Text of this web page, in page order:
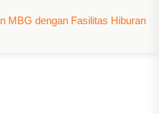
MBG dengan Fasilitas Hiburan